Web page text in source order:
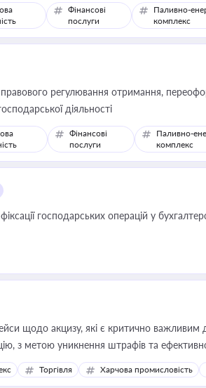
Фінансові
послуги
Паливно-
комплекс
регулювання отримання,
діяльності
Фінансові
послуги
Паливно-
комплекс
господарських операцій у
щодо акцизу, які є критично важливим
з метою уникнення штрафів та
Торгівля Харчова промисловість